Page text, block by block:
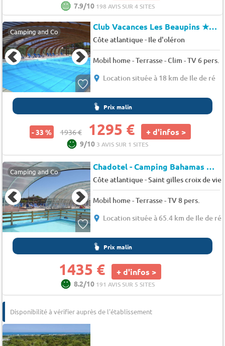
7.9/10 198 AVIS SUR 4 SITES
Camping and Co Club Vacances Les Beaupins★★★
Côte atlantique- Ile d'oléron
Mobil home - Terrasse - Clim - TV 6 pers.
Location située à 18 km de Ile de ré
Prix malin
- 33 % 1936 € 1295 € + d'infos >
9/10 3 AVIS SUR 1 SITES
Camping and Co Chadotel - Camping Bahamas Beach
Côte atlantique-Saint gilles croix de vie
Mobil home - Terrasse - TV 8 pers.
Location située à 65.4 km de Ile de ré
Prix malin
1435 € + d'infos >
8.2/10 191 AVIS SUR 5 SITES
Disponibilité à vérifier auprès de l'établissement